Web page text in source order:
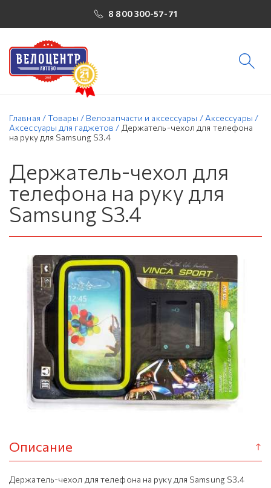
8 800 300-57-71
Главная /Товары / Велозапчасти и аксессуары / Аксессуары /
Аксессуары для гаджетов / Держатель-чехол для телефона
на руку для Samsung S3.4
Держатель-чехол для
телефона на руку для
Samsung S3.4
Описание
Держатель-чехол для телефона на руку для Samsung S3.4